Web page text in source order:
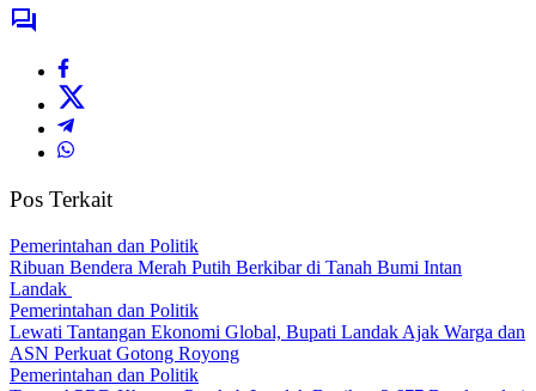
Pos Terkait
Pemerintahan dan Politik
Ribuan Bendera Merah Putih Berkibar di Tanah Bumi Intan
Landak
Pemerintahan dan Politik
Lewati Tantangan Ekonomi Global, Bupati Landak Ajak Warga dan
ASN Perkuat Gotong Royong
Pemerintahan dan Politik